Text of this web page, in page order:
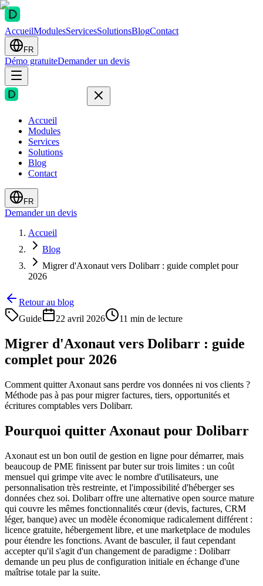
AccueilModulesServicesSolutionsBlogContact
FR
Démo gratuiteDemander un devis
Accueil
Modules
Services
Solutions
Blog
Contact
FR
Demander un devis
Accueil
Blog
Migrer d'Axonaut vers Dolibarr : guide complet pour
2026
Retour au blog
Guide
22 avril 2026 11 min de lecture
Migrer d'Axonaut vers Dolibarr : guide
complet pour 2026
Comment quitter Axonaut sans perdre vos données ni vos clients ?
Méthode pas à pas pour migrer factures, tiers, opportunités et
écritures comptables vers Dolibarr.
Pourquoi quitter Axonaut pour Dolibarr
Axonaut est un bon outil de gestion en ligne pour démarrer, mais
beaucoup de PME finissent par buter sur trois limites : un coût
mensuel qui grimpe vite avec le nombre d'utilisateurs, une
personnalisation très restreinte, et l'impossibilité d'héberger ses
données chez soi. Dolibarr offre une alternative open source mature
qui couvre les mêmes fonctionnalités cœur (devis, factures, CRM
léger, banque) avec un modèle économique radicalement différent :
licence gratuite, hébergement libre, et une marketplace de modules
pour étendre les fonctions. Avant de basculer, il faut cependant
accepter qu'il s'agit d'un changement de paradigme : Dolibarr
demande un peu plus de configuration initiale en échange d'une
maîtrise totale par la suite.